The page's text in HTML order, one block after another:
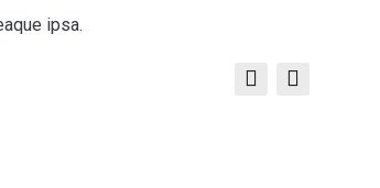
ipsa.